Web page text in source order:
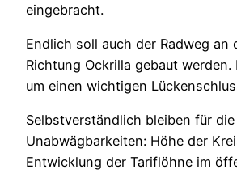
eingebracht.
Endlich soll auch der Radweg an
Richtung Ockrilla gebaut
um einen wichtigen
Selbstverständlich bleiben für
Unabwägbarkeiten: Höhe der
Entwicklung der Tariflöhne im